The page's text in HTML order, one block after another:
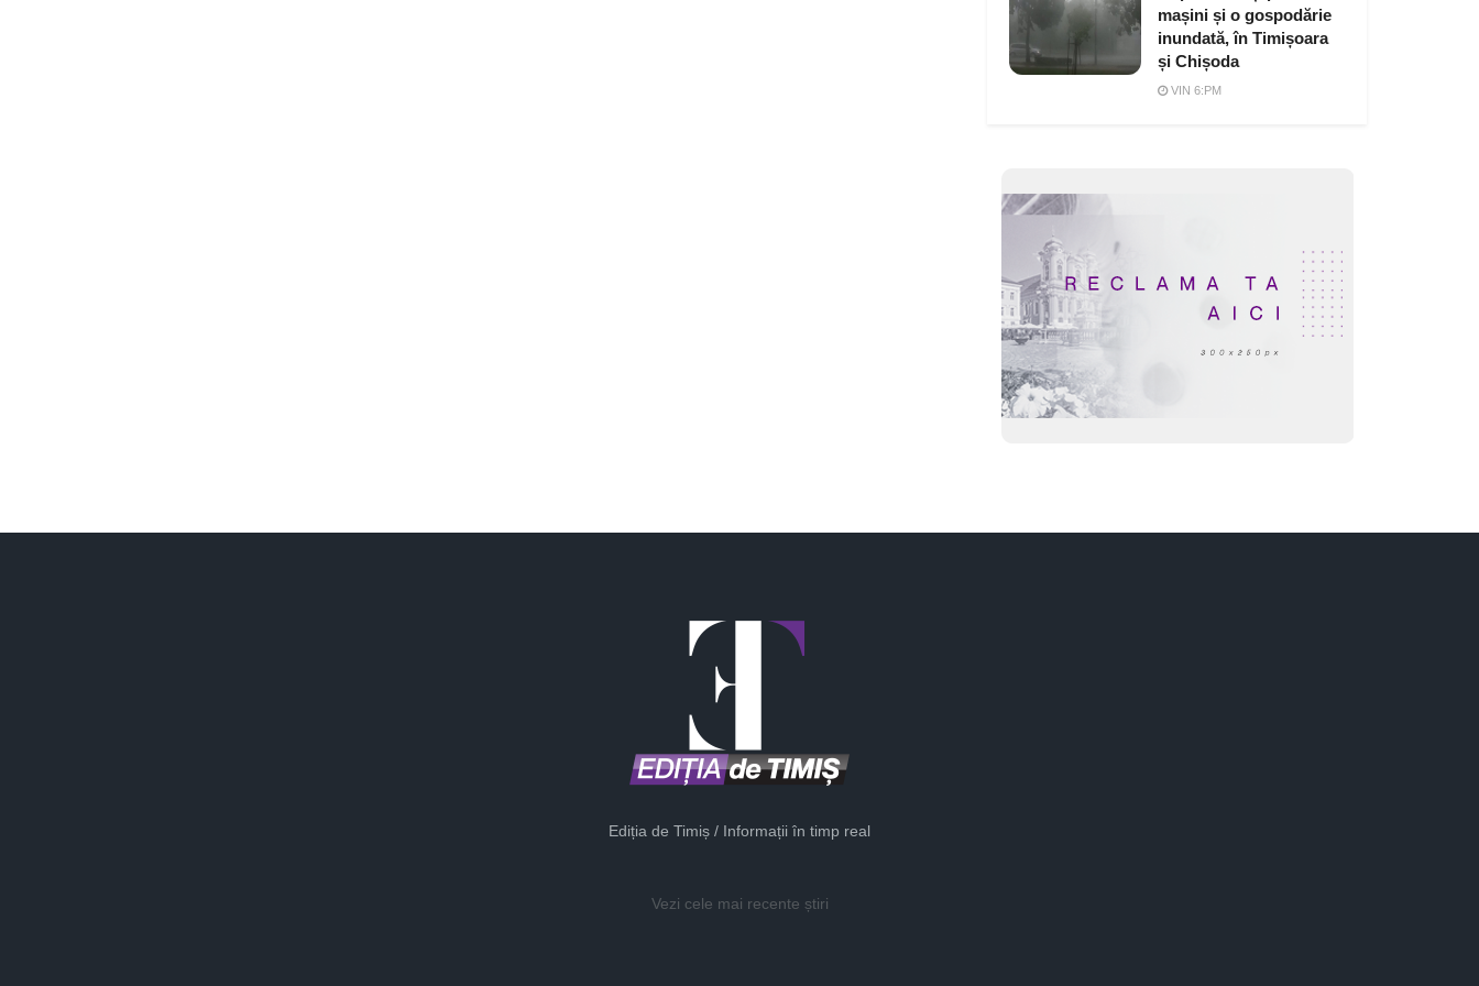
mașini și o gospodărie
inundată, în Timișoara
și Chișoda
VIN 6:PM
Ediția de Timiș / Informații în timp real
Vezi cele mai recente știri